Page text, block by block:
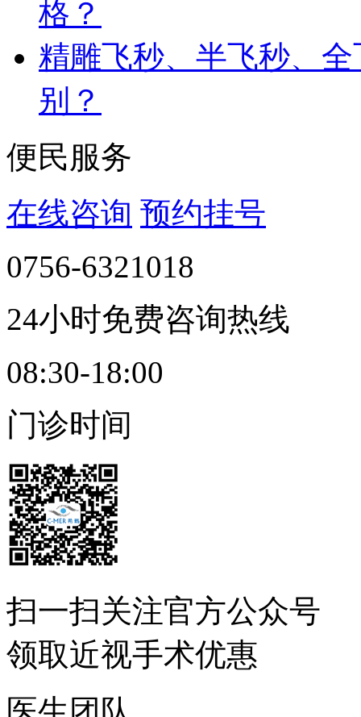
格？
精雕飞秒、半飞秒、
别？
便民服务
在线咨询 预约挂号
0756-6321018
24小时免费咨询热线
08:30-18:00
门诊时间
扫一扫关注官方公众号
领取近视手术优惠